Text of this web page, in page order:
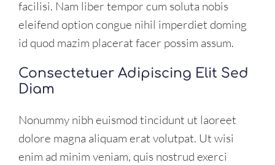
facilisi. Nam liber tempor cum soluta nobis
eleifend option congue nihil imperdiet doming
id quod mazim placerat facer possim assum.
Consectetuer Adipiscing Elit Sed
Diam
Nonummy nibh euismod tincidunt ut laoreet
dolore magna aliquam erat volutpat. Ut wisi
enim ad minim veniam, quis nostrud exerci